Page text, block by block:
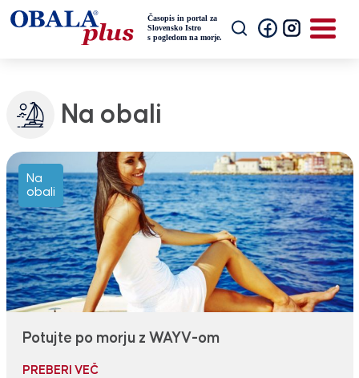
Na obali
Na
obali
Potujte po morju z WAYV-om
PREBERI VEČ